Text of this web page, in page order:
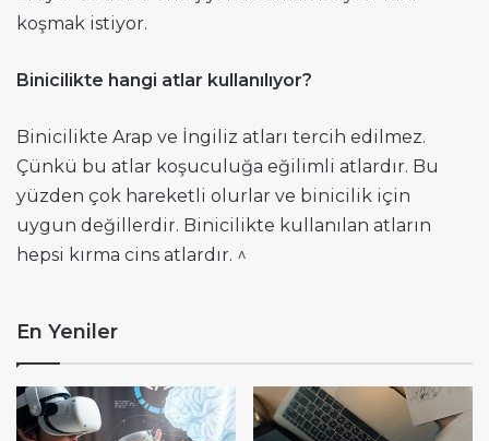
koşmak istiyor.
Binicilikte hangi atlar kullanılıyor?
Binicilikte Arap ve İngiliz atları tercih edilmez.
Çünkü bu atlar koşuculuğa eğilimli atlardır. Bu
yüzden çok hareketli olurlar ve binicilik için
uygun değillerdir. Binicilikte kullanılan atların
hepsi kırma cins atlardır. ^
En Yeniler